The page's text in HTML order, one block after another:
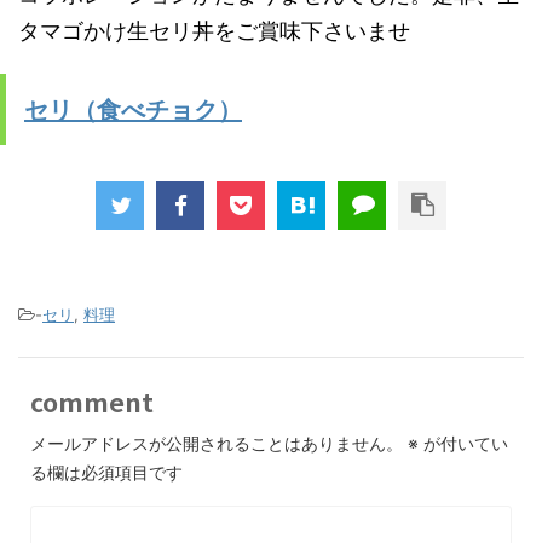
タマゴかけ生セリ丼をご賞味下さいませ
セリ（食べチョク）
-セリ , 料理
comment
メールアドレスが公開されることはありません。 ※ が付いてい
る欄は必須項目です